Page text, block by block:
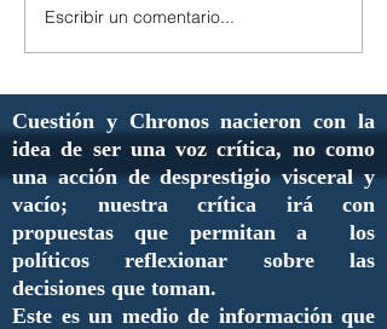
Escribir un comentario...
Cuestión y Chronos nacieron con la
idea de ser una voz crítica, no como
una acción de desprestigio visceral y
vacío; nuestra crítica irá con
propuestas que permitan a los
políticos reflexionar sobre las
decisiones que toman.
Este es un medio de información que